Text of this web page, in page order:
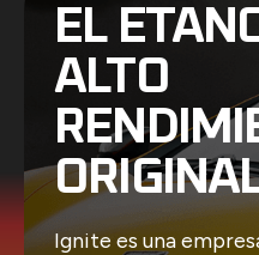
EL
ALTO
Ignite es una